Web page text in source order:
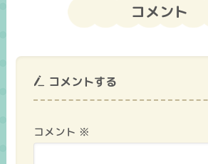
コメント
コメントする
コメント ※